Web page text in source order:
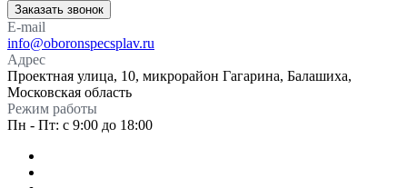
Заказать звонок
E-mail
info@oboronspecsplav.ru
Адрес
Проектная улица, 10, микрорайон Гагарина, Балашиха,
Московская область
Режим работы
Пн - Пт: с 9:00 до 18:00